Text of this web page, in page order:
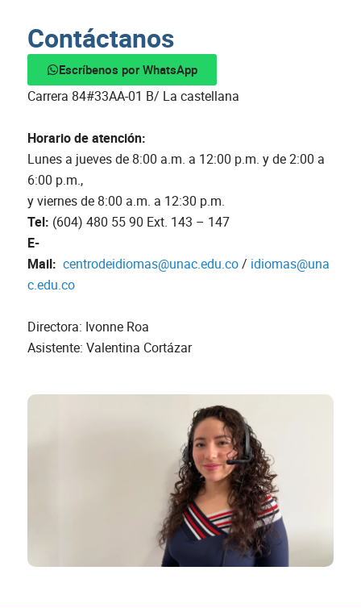
Contáctanos
Escríbenos por WhatsApp
Carrera 84#33AA-01 B/ La castellana
Horario de atención:
Lunes a jueves de 8:00 a.m. a 12:00 p.m. y de 2:00 a
6:00 p.m.,
y viernes de 8:00 a.m. a 12:30 p.m.
Tel: (604) 480 55 90 Ext. 143 – 147
E-
Mail: centrodeidiomas@unac.edu.co/ idiomas@una
c.edu.co
Directora: Ivonne Roa
Asistente: Valentina Cortázar